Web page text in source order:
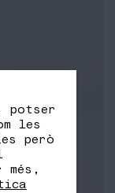
potser
les
però